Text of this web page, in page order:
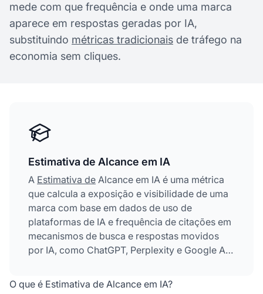
mede com que frequência e onde uma marca
aparece em respostas geradas por IA,
substituindo métricas tradicionais de tráfego na
economia sem cliques.
Estimativa de Alcance em IA
A Estimativa de Alcance em IA é uma métrica
que calcula a exposição e visibilidade de uma
marca com base em dados de uso de
plataformas de IA e frequência de citações em
mecanismos de busca e respostas movidos
por IA, como ChatGPT, Perplexity e Google AI
onde uma marca aparece em respostas
O que é Estimativa de Alcance em IA?